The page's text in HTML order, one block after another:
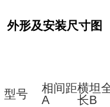
外形及安装尺寸图
型号
相间距
A
横坦
长B